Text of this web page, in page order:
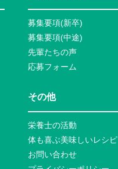
募集要項(新卒)
募集要項(中途)
先輩たちの声
応募フォーム
その他
栄養士の活動
体も喜ぶ美味しいレシピ
お問い合わせ